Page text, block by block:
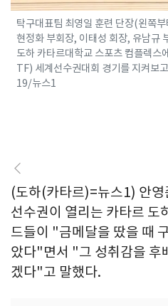
탁구대표팀 최영일 훈련 단장(왼쪽
현정화 부회장, 이태성 회장, 유남규
도하 카타르대학교 스포츠 컴플렉
TF) 세계선수권대회 경기를 지켜보
19/뉴스1
(도하(카타르)=뉴스1) 안
선수권이 열리는 카타르 도
드들이 "금메달을 땄을 때
았다"면서 "그 성취감을 후
겠다"고 말했다.